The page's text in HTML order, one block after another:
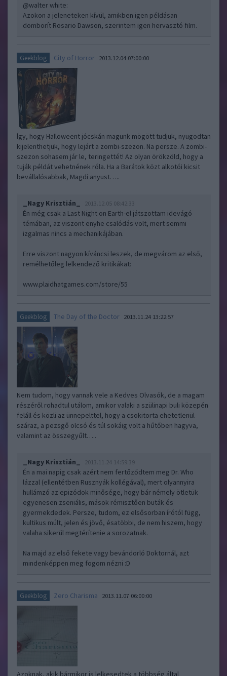
@walter white:
Azokon a jeleneteken kívül, amikben igen példásan
domborít Rosario Dawson, szerintem igen hervasztó film.
Geekblog City of Horror 2013.12.04 07:00:00
Így, hogy Halloweent jócskán magunk mögött tudjuk, nyugodtan
kijelenthetjük, hogy lejárt a zombi-szezon. Na persze. A zombi-
szezon sohasem jár le, teringettét! Az olyan örökzöld, hogy a
tuják példát vehetnének róla. Ha a Barátok közt alkotói kicsit
bevállalósabbak, Magdi anyust…..
_Nagy Krisztián_ 2013.12.05 08:42:33
Én még csak a Last Night on Earth-el játszottam idevágó
témában, az viszont enyhe csalódás volt, mert semmi
izgalmas nincs a mechanikájában.
Erre viszont nagyon kíváncsi leszek, de megvárom az első,
remélhetőleg lelkendező kritikákat:
www.plaidhatgames.com/store/55
Geekblog The Day of the Doctor 2013.11.24 13:22:57
Nem tudom, hogy vannak vele a Kedves Olvasók, de a magam
részéről rohadtul utálom, amikor valaki a szülinapi buli közepén
feláll és közli az ünnepelttel, hogy a csokitorta ehetetlenül
száraz, a pezsgő olcsó és túl sokáig volt a hűtőben hagyva,
valamint az összegyűlt…..
_Nagy Krisztián_ 2013.11.24 14:59:39
Én a mai napig csak azért nem fertőződtem meg Dr. Who
lázzal (ellentétben Rusznyák kollégával), mert olyannyira
hullámzó az epizódok minősége, hogy bár némely ötletük
egyenesen zseniális, mások rémisztően buták és
gyermekdedek. Persze, tudom, ez elsősorban írótól függ,
kultikus múlt, jelen és jövő, ésatöbbi, de nem hiszem, hogy
valaha sikerül megtérítenie a sorozatnak.
Na majd az első fekete vagy bevándorló Doktornál, azt
mindenképpen meg fogom nézni :D
Geekblog Zero Charisma 2013.11.07 06:00:00
Azoknak, akik bármikor is lelkesedtek a többség által